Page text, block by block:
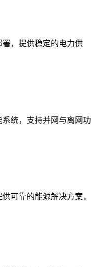
，提供稳定的电力供
统，支持并网与离网功
可靠的能源解决方案，